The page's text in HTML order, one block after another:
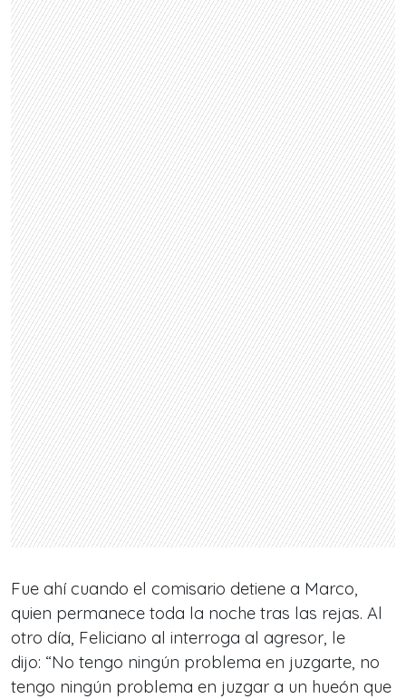
Fue ahí cuando el comisario detiene a Marco,
quien permanece toda la noche tras las rejas. Al
otro día, Feliciano al interroga al agresor, le
dijo: “No tengo ningún problema en juzgarte, no
tengo ningún problema en juzgar a un hueón que